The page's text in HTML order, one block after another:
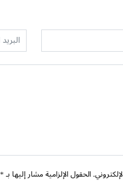
الحقول الإلزامية مشار إليها بـ *